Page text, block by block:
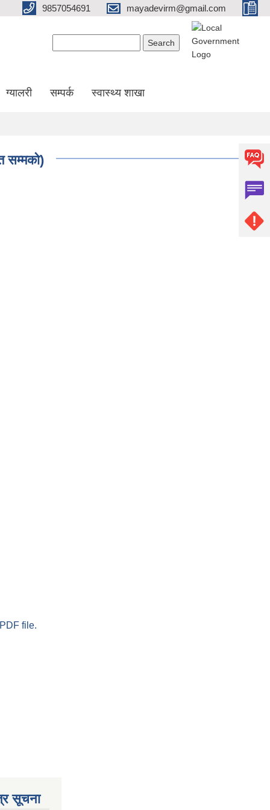
9857054691 mayadevirm@gmail.com
ग्यालरी सम्पर्क स्वास्थ्य शाखा
सम्मकाे)
file.
सूचना